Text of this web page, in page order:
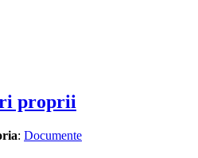
proprii
: Documente